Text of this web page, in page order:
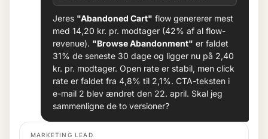
Jeres "Abandoned Cart" flow genererer mest
med 14,20 kr. pr. modtager (42% af al flow-
revenue). "Browse Abandonment" er faldet
31% de seneste 30 dage og ligger nu på 2,40
kr. pr. modtager. Open rate er stabil, men click
rate er faldet fra 4,8% til 2,1%. CTA-teksten i
e-mail 2 blev ændret den 22. april. Skal jeg
sammenligne de to versioner?
MARKETING LEAD